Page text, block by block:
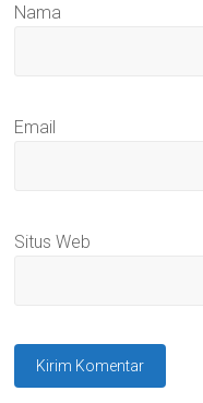
Nama
Email
Situs Web